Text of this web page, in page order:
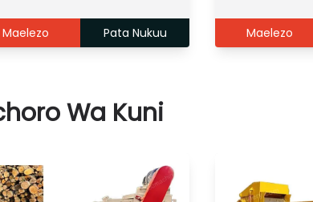
Maelezo Pata Nukuu Maelezo
Wa Kuni